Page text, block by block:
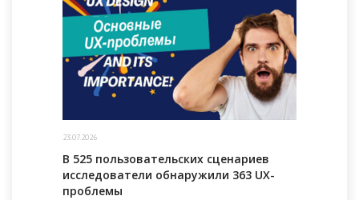
23.07.2026
В 525 пользовательских сценариев
исследователи обнаружили 363 UX-
проблемы